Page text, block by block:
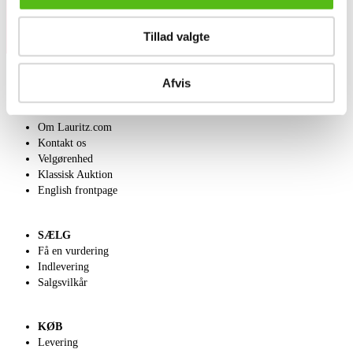
Tillad valgte
Afvis
Om Lauritz.com
Kontakt os
Velgørenhed
Klassisk Auktion
English frontpage
SÆLG
Få en vurdering
Indlevering
Salgsvilkår
KØB
Levering